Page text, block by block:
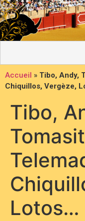
Accueil » Tibo, Andy,
Chiquillos, Vergèze,
Tibo,
Lotos…